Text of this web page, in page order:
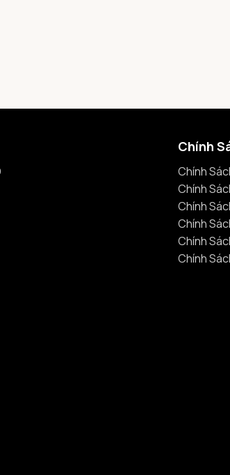
Chính
Chính
Chính
Chính
Chính
Chính
Chính